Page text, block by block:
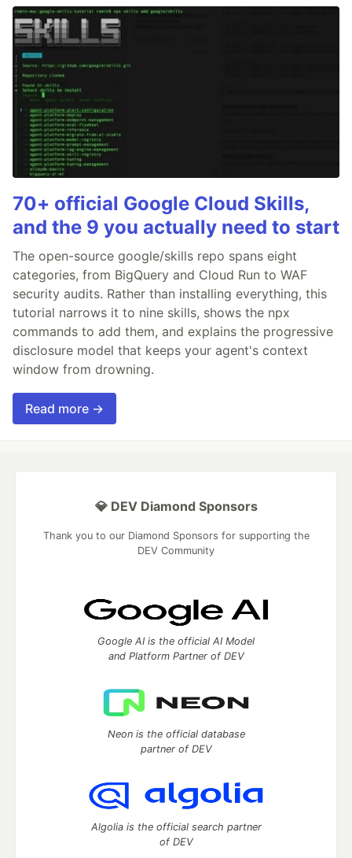
70+ official Google Cloud Skills,
and the 9 you actually need to start
The open-source google/skills repo spans eight
categories, from BigQuery and Cloud Run to WAF
security audits. Rather than installing everything, this
tutorial narrows it to nine skills, shows the npx
commands to add them, and explains the progressive
disclosure model that keeps your agent's context
window from drowning.
Read more →
💎 DEV Diamond Sponsors
Thank you to our Diamond Sponsors for supporting the
DEV Community
Google AI is the official AI Model
and Platform Partner of DEV
Neon is the official database
partner of DEV
Algolia is the official search partner
of DEV